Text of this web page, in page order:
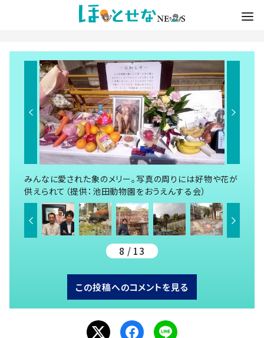
みんなに愛された象のメリー。写真の周りには好物や花が
供えられて（提供：池田動物園をおうえんする会）
8 / 13
この投稿へのコメントを見る